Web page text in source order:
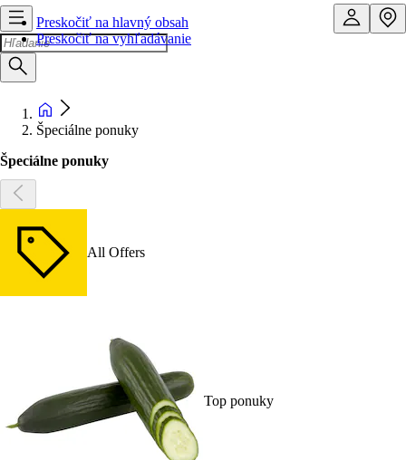
Preskočiť na hlavný obsah
Preskočiť na vyhľadávanie
Špeciálne ponuky
Špeciálne ponuky
All Offers
Top ponuky